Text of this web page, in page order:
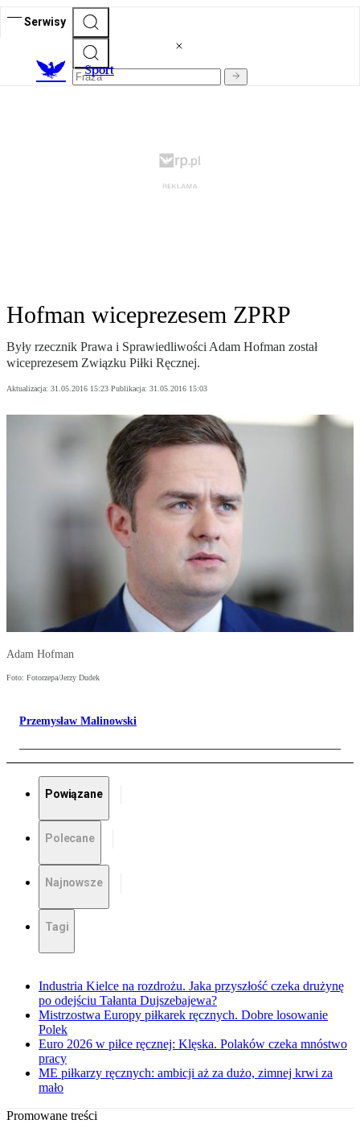
Serwisy
Sport
Hofman wiceprezesem ZPRP
Były rzecznik Prawa i Sprawiedliwości Adam Hofman został
wiceprezesem Związku Piłki Ręcznej.
Aktualizacja: 31.05.2016 15:23 Publikacja: 31.05.2016 15:03
Adam Hofman
Foto: Fotorzepa/Jerzy Dudek
Przemysław Malinowski
Powiązane
Polecane
Najnowsze
Tagi
Industria Kielce na rozdrożu. Jaka przyszłość czeka drużynę
po odejściu Tałanta Dujszebajewa?
Mistrzostwa Europy piłkarek ręcznych. Dobre losowanie
Polek
Euro 2026 w piłce ręcznej: Klęska. Polaków czeka mnóstwo
pracy
ME piłkarzy ręcznych: ambicji aż za dużo, zimnej krwi za
mało
Promowane treści